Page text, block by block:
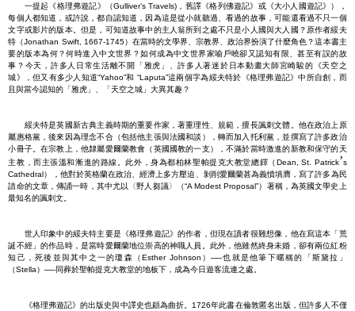
一提起《格理弗遊記》（Gulliver’s Travels)，舊譯《格列佛遊記》或《大小人國遊記》），
每個人都知道，或許說，都自認知道，因為這是從小就聽過、看過的故事，可能還看過不只一個
文字或影片的版本。但是，可知道故事中的主人翁所到之處不只是小人國與大人國？原作者綏夫
特（Jonathan Swift, 1667-1745）在當時的文學界、宗教界、政治界扮演了什麼角色？這本書主
要的版本為何？何時進入中文世界？如何成為中文世界家喻戶曉卻又認知有限、甚至有誤的故
事？今天，許多人日常生活離不開「雅虎」、許多人著迷於日本動畫大師宮崎駿的《天空之
城》，但又有多少人知道“Yahoo”和 “Laputa”這兩個字為綏夫特於《格理弗遊記》中所自創，而
且與當今認知的「雅虎」、「天空之城」大異其趣？
綏夫特是英國新古典主義時期的重要作家，著重理性、規範，擅長諷刺文體。他在政治上原
屬惠格黨，後來因為理念不合（包括他主張與法國和談），轉而加入托利黨，並撰寫了許多政治
小冊子。在宗教上，他隸屬愛爾蘭教會（英國國教的一支），不滿於當時激進的新教和保守的天
主教，而主張溫和漸進的路線。此外，身為都柏林聖帕提克大教堂總鐸（Dean, St. Patrick’s
Cathedral），他對於英格蘭在政治、經濟上多方壓迫、剝削愛爾蘭甚為義憤填膺，寫了許多為民
請命的文章，傳誦一時，其中尤以〈野人芻議〉（“A Modest Proposal”）著稱，為英國文學史上
最知名的諷刺文。
世人印象中的綏夫特主要是《格理弗遊記》的作者，但現在讀者很難想像，他在寫這本「荒
誕不經」的作品時，是當時愛爾蘭地位崇高的神職人員。此外，他雖然終身未婚，卻有兩位紅粉
知己，死後並與其中之一的瓊森（Esther Johnson）──也就是他筆下暱稱的「斯黛拉」
（Stella）──同葬於聖帕提克大教堂的地板下，成為今日遊客流連之處。
《格理弗遊記》的出版史與中譯史也頗為曲折。1726年此書在倫敦匿名出版，但許多人不僅